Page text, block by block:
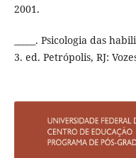
2001.
_____. Psicologia das
3. ed. Petrópolis, RJ: